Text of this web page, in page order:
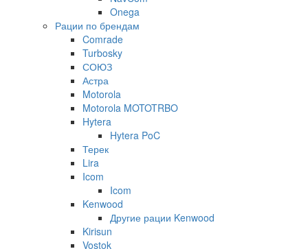
Onega
Рации по брендам
Comrade
Turbosky
СОЮЗ
Астра
Motorola
Motorola MOTOTRBO
Hytera
Hytera PoC
Терек
Lira
Icom
Icom
Kenwood
Другие рации Kenwood
Kirisun
Vostok